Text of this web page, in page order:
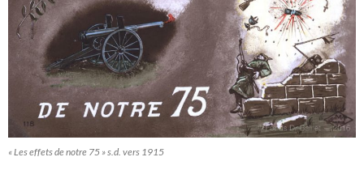
« Les effets de notre 75 » s.d. vers 1915